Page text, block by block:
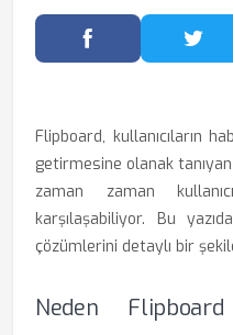
Facebook'ta
Flipboard, kullanıcıların
getirmesine olanak
zaman zaman
karşılaşabiliyor. Bu
çözümlerini detaylı bir
Neden